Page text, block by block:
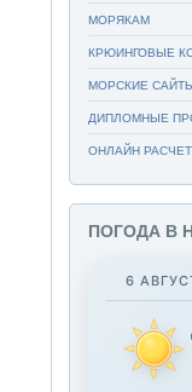
МОРЯКАМ
КРЮИНГОВЫЕ
МОРСКИЕ
ДИПЛОМНЫЕ
ОНЛАЙН
ПОГОДА В
6